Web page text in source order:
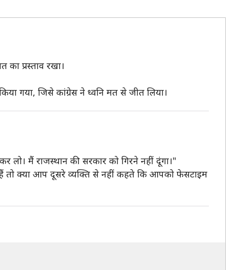
का प्रस्ताव रखा।
गया, जिसे कांग्रेस ने ध्वनि मत से जीत लिया।
लो। मैं राजस्थान की सरकार को गिरने नहीं दूंगा।"
तो क्या आप दूसरे व्यक्ति से नहीं कहते कि आपको फेसटाइम